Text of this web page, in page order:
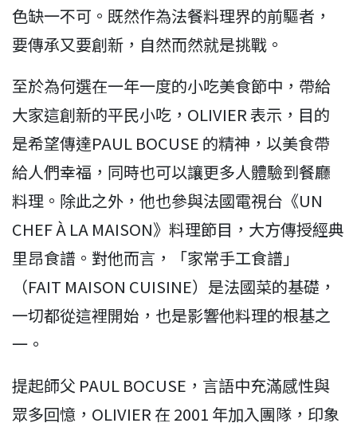
色缺一不可。既然作為法餐料理界的前驅者，
要傳承又要創新，自然而然就是挑戰。
至於為何選在一年一度的小吃美食節中，帶給
大家這創新的平民小吃，OLIVIER 表示，目的
是希望傳達PAUL BOCUSE 的精神，以美食帶
給人們幸福，同時也可以讓更多人體驗到餐廳
料理。除此之外，他也參與法國電視台《UN
CHEF À LA MAISON》料理節目，大方傳授經典
里昂食譜。對他而言，「家常手工食譜」
（FAIT MAISON CUISINE）是法國菜的基礎，
一切都從這裡開始，也是影響他料理的根基之
一。
提起師父 PAUL BOCUSE，言語中充滿感性與
眾多回憶，OLIVIER 在 2001 年加入團隊，印象